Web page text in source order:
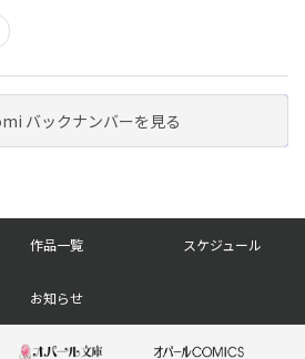
バックナンバーを見る
作品一覧 スケジュール
お知らせ